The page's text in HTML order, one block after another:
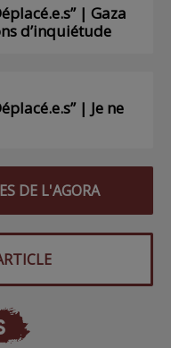
| Gaza
d’inquiétude
| Je ne
DE L'AGORA